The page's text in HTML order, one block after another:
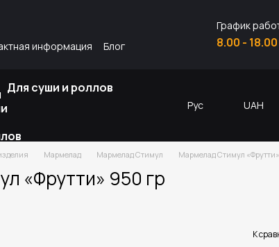
информация
Блог
График
8.00 - 18.00
Для суши и роллов
Рус UAH
Мармелад Мармелад Стимул Мармелад Стимул
«Фрутти» 950 гр
К